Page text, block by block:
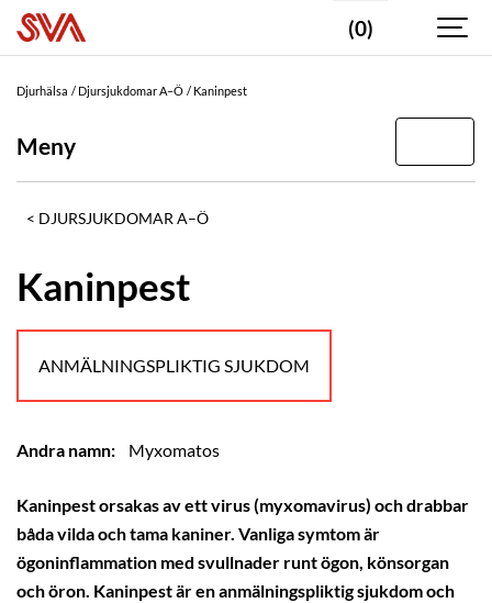
(0)
Djurhälsa Djursjukdomar A–Ö Kaninpest
Meny
DJURSJUKDOMAR A–Ö
Kaninpest
ANMÄLNINGSPLIKTIG SJUKDOM
Andra namn: Myxomatos
Kaninpest orsakas av ett virus (myxomavirus) och drabbar
båda vilda och tama kaniner. Vanliga symtom är
ögoninflammation med svullnader runt ögon, könsorgan
och öron. Kaninpest är en anmälningspliktig sjukdom och